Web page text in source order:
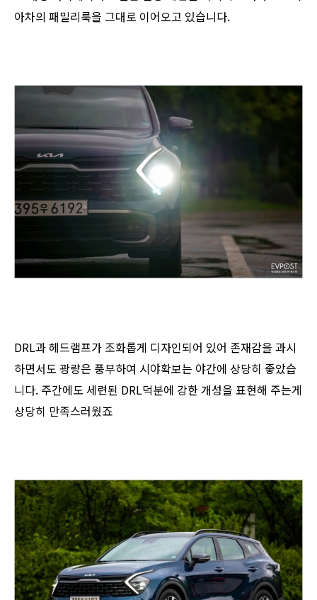
아차의 패밀리룩을 그대로 이어오고 있습니다.
DRL과 헤드램프가 조화롭게 디자인되어 있어 존재감을 과시
하면서도 광량은 풍부하여 시야확보는 야간에 상당히 좋았습
니다. 주간에도 세련된 DRL덕분에 강한 개성을 표현해 주는게
상당히 만족스러웠죠